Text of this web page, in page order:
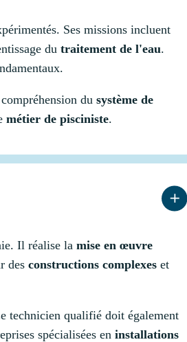
Ses missions incluent
du traitement de l'eau.
du système de
métier de pisciniste.
Il réalise la mise en œuvre
des constructions complexes et
technicien qualifié doit également
spécialisées en installations